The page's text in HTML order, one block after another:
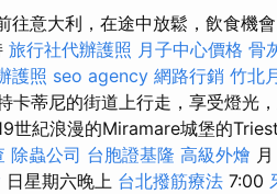
往意大利，在途中放鬆，飲食機
旅行社代辦護照 月子中心價格 骨
護照 seo agency 網路行銷 竹北
卡蒂尼的街道上行走，享受燈光
世紀浪漫的Miramare城堡的
除蟲公司 台胞證基隆 高級外燴 月
日星期六晚上 台北撥筋療法 7:00